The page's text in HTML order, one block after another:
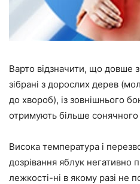
Варто відзначити, що довше
зібрані з дорослих дерев
до хвороб), із зовнішнього
отримують більше сонячного
Висока температура і
дозрівання яблук негативно
лежкості-ні в якому разі не